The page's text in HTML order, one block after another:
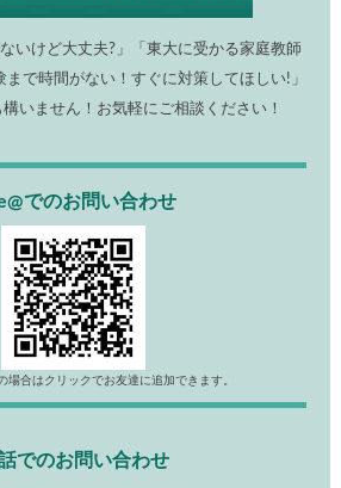
いけど大丈夫?」「東大に受かる家庭教師
まで時間がない！すぐに対策してほしい!」
いません！お気軽にご相談ください！
でのお問い合わせ
場合はクリックでお友達に追加できます。
でのお問い合わせ